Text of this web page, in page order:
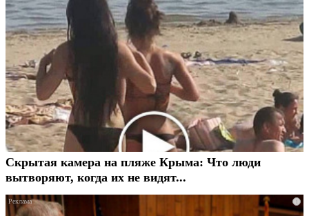
Скрытая камера на пляже Крыма: Что люди
вытворяют, когда их не видят...
i